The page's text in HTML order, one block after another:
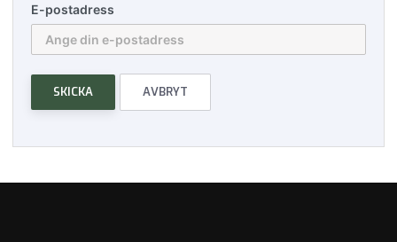
E-postadress
SKICKA AVBRYT